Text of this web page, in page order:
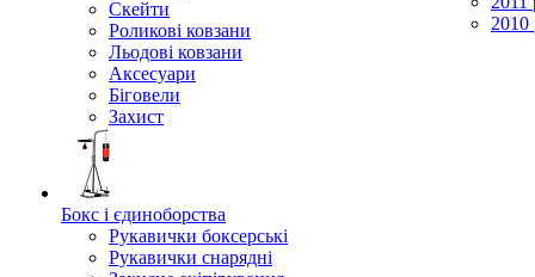
Скейти
Роликові ковзани
Льодові ковзани
Аксесуари
Біговели
Захист
Бокс і єдиноборства
Рукавички боксерські
Рукавички снарядні
2010